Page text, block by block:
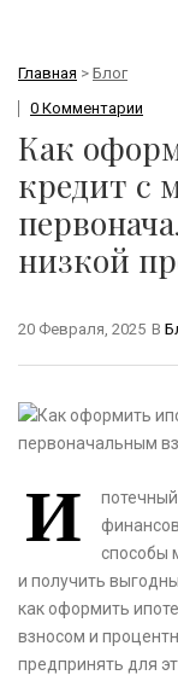
Главная > Блог
0 Комментарии
Как
кредит с
низкой
В
20 Февраля, 2025
И
способы
и получить
как оформить
взносом и
предпринять для